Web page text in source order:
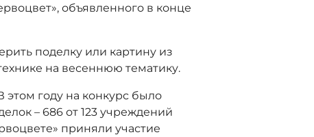
объявленного в конце
поделку или картину из
на весеннюю тематику.
этом году на конкурс было
– 686 от 123 учреждений
приняли участие